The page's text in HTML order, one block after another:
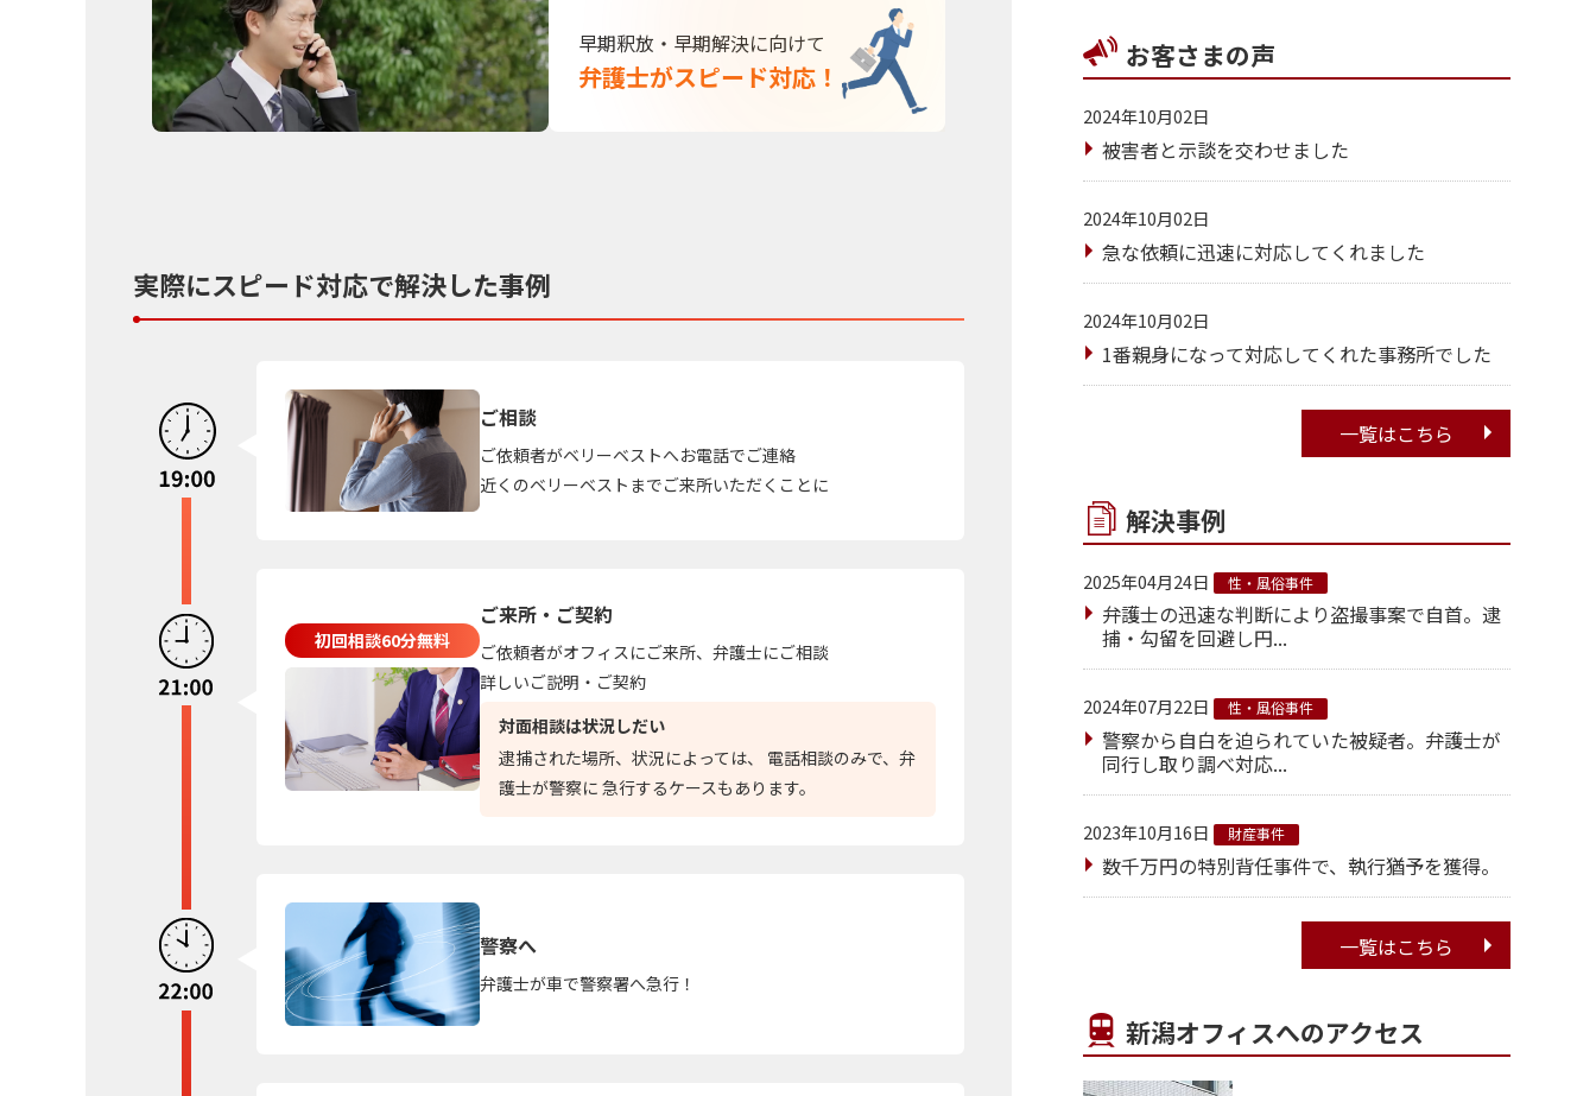
早期釈放・早期解決に向けて
弁護士がスピード対応！
実際にスピード対応で解決した事例
ご相談
ご依頼者がベリーベストへお電話でご連絡
近くのベリーベストまでご来所いただくことに
初回相談60分無料
ご来所・ご契約
ご依頼者がオフィスにご来所、弁護士にご相談
詳しいご説明・ご契約
対面相談は状況しだい
逮捕された場所、状況によっては、 電話相談のみで、弁
護士が警察に 急行するケースもあります。
警察へ
弁護士が車で警察署へ急行！
お客さまの声
2024年10月02日
被害者と示談を交わせました
2024年10月02日
急な依頼に迅速に対応してくれました
2024年10月02日
1番親身になって対応してくれた事務所でした
一覧はこちら
解決事例
2025年04月24日 性・風俗事件
弁護士の迅速な判断により盗撮事案で自首。逮
捕・勾留を回避し円...
2024年07月22日 性・風俗事件
警察から自白を迫られていた被疑者。弁護士が
同行し取り調べ対応...
2023年10月16日 財産事件
数千万円の特別背任事件で、執行猶予を獲得。
一覧はこちら
新潟オフィスへのアクセス